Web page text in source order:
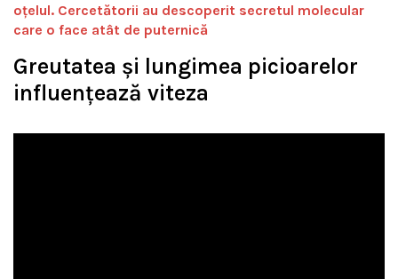
oțelul. Cercetătorii au descoperit secretul molecular
care o face atât de puternică
Greutatea și lungimea picioarelor
influențează viteza